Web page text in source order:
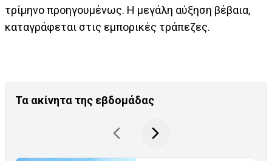
τρίμηνο προηγουμένως. H μεγάλη αύξηση βέβαια,
καταγράφεται στις εμπορικές τράπεζες.
Τα ακίνητα της εβδομάδας